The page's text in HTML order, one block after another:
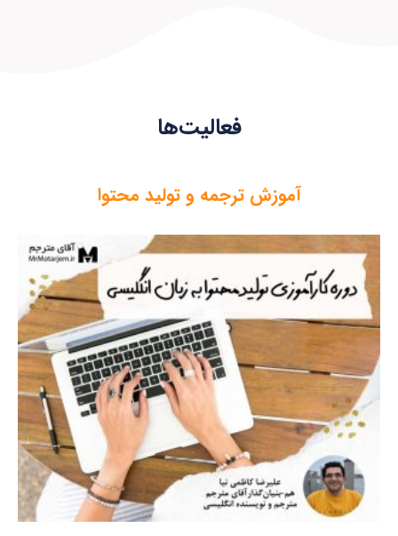
فعالیت‌ها
آموزش ترجمه و تولید محتوا